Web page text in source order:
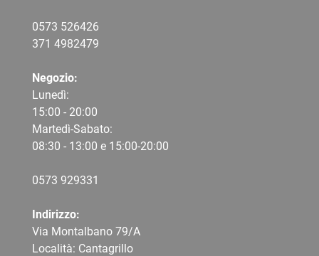
0573 526426
371 4982479
Negozio:
Lunedì:
15:00 - 20:00
Martedì-Sabato:
08:30 - 13:00 e 15:00-20:00
0573 929331
Indirizzo:
Via Montalbano 79/A
Località: Cantagrillo